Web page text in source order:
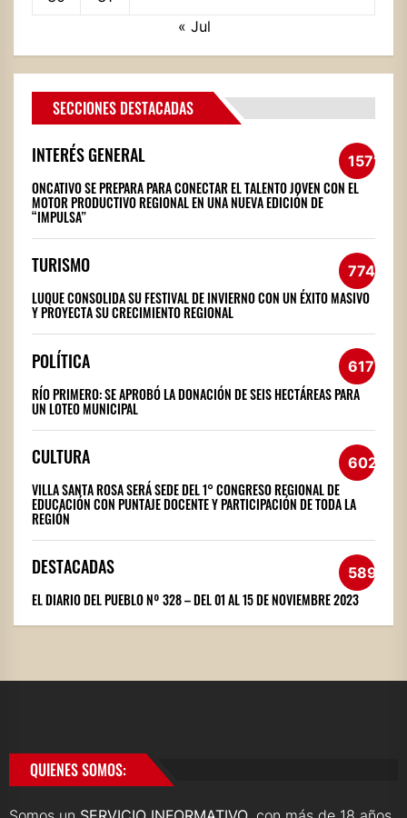
« Jul
SECCIONES DESTACADAS
INTERÉS GENERAL 1571
ONCATIVO SE PREPARA PARA CONECTAR EL TALENTO JOVEN CON EL
MOTOR PRODUCTIVO REGIONAL EN UNA NUEVA EDICIÓN DE
“IMPULSA”
TURISMO 774
LUQUE CONSOLIDA SU FESTIVAL DE INVIERNO CON UN ÉXITO MASIVO
Y PROYECTA SU CRECIMIENTO REGIONAL
POLÍTICA 617
RÍO PRIMERO: SE APROBÓ LA DONACIÓN DE SEIS HECTÁREAS PARA
UN LOTEO MUNICIPAL
CULTURA 602
VILLA SANTA ROSA SERÁ SEDE DEL 1° CONGRESO REGIONAL DE
EDUCACIÓN CON PUNTAJE DOCENTE Y PARTICIPACIÓN DE TODA LA
REGIÓN
DESTACADAS 589
EL DIARIO DEL PUEBLO Nº 328 – DEL 01 AL 15 DE NOVIEMBRE 2023
QUIENES SOMOS: